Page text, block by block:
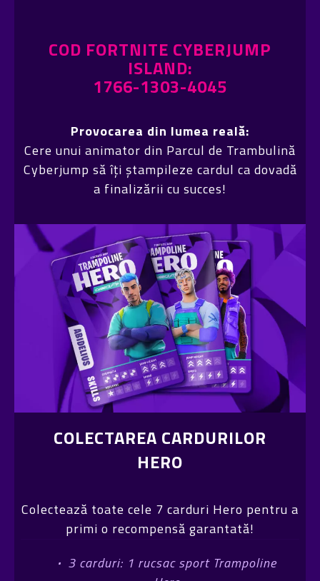
COD FORTNITE CYBERJUMP
ISLAND:
1766-1303-4045
Provocarea din lumea reală:
Cere unui animator din Parcul de Trambulină
Cyberjump să îți ștampileze cardul ca dovadă
a finalizării cu succes!
COLECTAREA CARDURILOR
HERO
Colectează toate cele 7 carduri Hero pentru a
primi o recompensă garantată!
· 3 carduri: 1 rucsac sport Trampoline